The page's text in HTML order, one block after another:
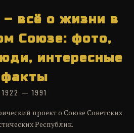
всё о жизни в
Союзе: фото,
интересные
факты
1922 — 1991
проект о Союзе Советских
Республик.